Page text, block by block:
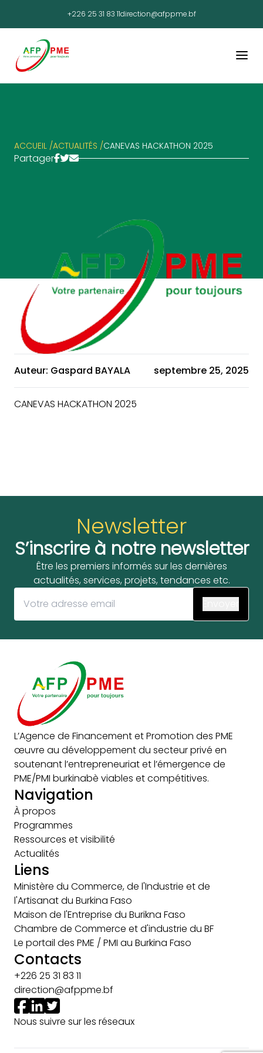
+226 25 31 83 11direction@afppme.bf
ACCUEIL /ACTUALITÉS /CANEVAS HACKATHON 2025
Partager
Auteur: Gaspard BAYALA septembre 25, 2025
CANEVAS HACKATHON 2025
Newsletter
S’inscrire à notre newsletter
Être les premiers informés sur les dernières
actualités, services, projets, tendances etc.
L’Agence de Financement et Promotion des PME
œuvre au développement du secteur privé en
soutenant l’entrepreneuriat et l’émergence de
PME/PMI burkinabè viables et compétitives.
Navigation
À propos
Programmes
Ressources et visibilité
Actualités
Liens
Ministère du Commerce, de l'Industrie et de
l'Artisanat du Burkina Faso
Maison de l'Entreprise du Burikna Faso
Chambre de Commerce et d'industrie du BF
Le portail des PME / PMI au Burkina Faso
Contacts
+226 25 31 83 11
direction@afppme.bf
Nous suivre sur les réseaux